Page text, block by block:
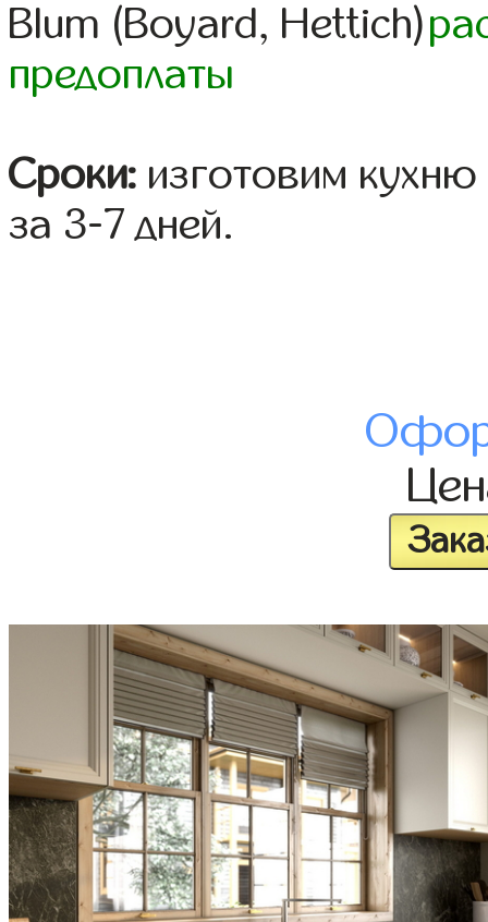
Blum (Boyard, Hettich)
предоплаты
Сроки: изготовим
за 3-7 дней.